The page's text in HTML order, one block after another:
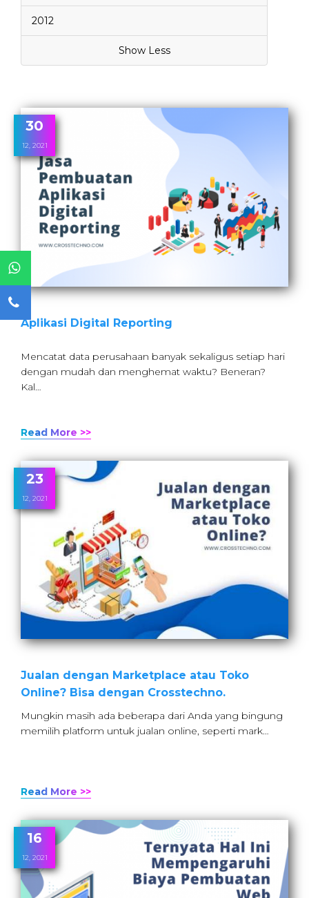
2012
Show Less
30
12, 2021
Aplikasi Digital Reporting
Mencatat data perusahaan banyak sekaligus setiap hari
dengan mudah dan menghemat waktu? Beneran?
Kal…
Read More >>
23
12, 2021
Jualan dengan Marketplace atau Toko
Online? Bisa dengan Crosstechno.
Mungkin masih ada beberapa dari Anda yang bingung
memilih platform untuk jualan online, seperti mark…
Read More >>
16
12, 2021